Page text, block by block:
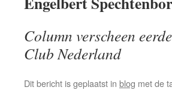
Column verscheen
Club Nederland
Dit bericht is geplaatst in blog met de